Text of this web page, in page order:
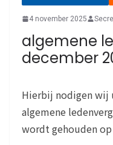
4 november 2025
algemene
december
Hierbij nodigen wij
algemene
wordt gehouden op